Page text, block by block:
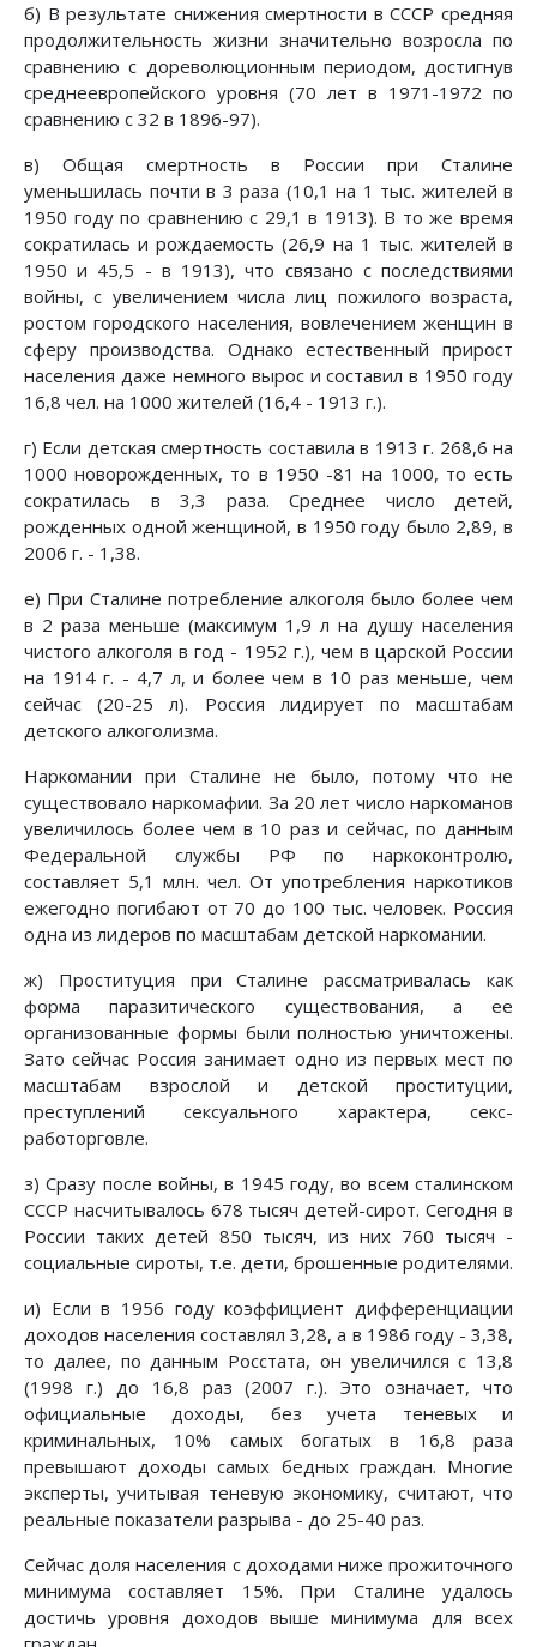
б) В результате снижения смертности в СССР средняя
продолжительность жизни значительно возросла по
сравнению с дореволюционным периодом, достигнув
среднеевропейского уровня (70 лет в 1971-1972 по
сравнению с 32 в 1896-97).
в) Общая смертность в России при Сталине
уменьшилась почти в 3 раза (10,1 на 1 тыс. жителей в
1950 году по сравнению с 29,1 в 1913). В то же время
сократилась и рождаемость (26,9 на 1 тыс. жителей в
1950 и 45,5 - в 1913), что связано с последствиями
войны, с увеличением числа лиц пожилого возраста,
ростом городского населения, вовлечением женщин в
сферу производства. Однако естественный прирост
населения даже немного вырос и составил в 1950 году
16,8 чел. на 1000 жителей (16,4 - 1913 г.).
г) Если детская смертность составила в 1913 г. 268,6 на
1000 новорожденных, то в 1950 -81 на 1000, то есть
сократилась в 3,3 раза. Среднее число детей,
рожденных одной женщиной, в 1950 году было 2,89, в
2006 г. - 1,38.
е) При Сталине потребление алкоголя было более чем
в 2 раза меньше (максимум 1,9 л на душу населения
чистого алкоголя в год - 1952 г.), чем в царской России
на 1914 г. - 4,7 л, и более чем в 10 раз меньше, чем
сейчас (20-25 л). Россия лидирует по масштабам
детского алкоголизма.
Наркомании при Сталине не было, потому что не
существовало наркомафии. За 20 лет число наркоманов
увеличилось более чем в 10 раз и сейчас, по данным
Федеральной службы РФ по наркоконтролю,
составляет 5,1 млн. чел. От употребления наркотиков
ежегодно погибают от 70 до 100 тыс. человек. Россия
одна из лидеров по масштабам детской наркомании.
ж) Проституция при Сталине рассматривалась как
форма паразитического существования, а ее
организованные формы были полностью уничтожены.
Зато сейчас Россия занимает одно из первых мест по
масштабам взрослой и детской проституции,
преступлений сексуального характера, секс-
работорговле.
з) Сразу после войны, в 1945 году, во всем сталинском
СССР насчитывалось 678 тысяч детей-сирот. Сегодня в
России таких детей 850 тысяч, из них 760 тысяч -
социальные сироты, т.е. дети, брошенные родителями.
и) Если в 1956 году коэффициент дифференциации
доходов населения составлял 3,28, а в 1986 году - 3,38,
то далее, по данным Росстата, он увеличился с 13,8
(1998 г.) до 16,8 раз (2007 г.). Это означает, что
официальные доходы, без учета теневых и
криминальных, 10% самых богатых в 16,8 раза
превышают доходы самых бедных граждан. Многие
эксперты, учитывая теневую экономику, считают, что
реальные показатели разрыва - до 25-40 раз.
Сейчас доля населения с доходами ниже прожиточного
минимума составляет 15%. При Сталине удалось
достичь уровня доходов выше минимума для всех